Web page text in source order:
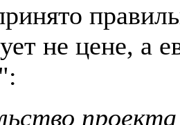
не цене, а